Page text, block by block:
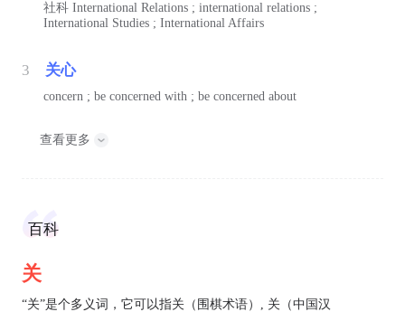
社科 International Relations ; international relations ;
International Studies ; International Affairs
3 关心
concern ; be concerned with ; be concerned about
查看更多
百科
关
“关”是个多义词，它可以指关（围棋术语）, 关（中国汉